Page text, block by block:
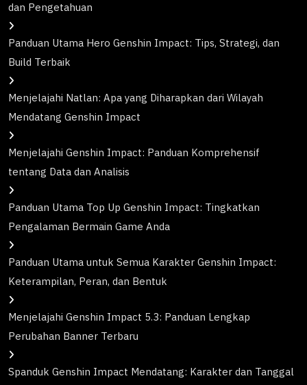
dan Pengetahuan
Panduan Utama Hero Genshin Impact: Tips, Strategi, dan
Build Terbaik
Menjelajahi Natlan: Apa yang Diharapkan dari Wilayah
Mendatang Genshin Impact
Menjelajahi Genshin Impact: Panduan Komprehensif
tentang Data dan Analisis
Panduan Utama Top Up Genshin Impact: Tingkatkan
Pengalaman Bermain Game Anda
Panduan Utama untuk Semua Karakter Genshin Impact:
Keterampilan, Peran, dan Bentuk
Menjelajahi Genshin Impact 5.3: Panduan Lengkap
Perubahan Banner Terbaru
Spanduk Genshin Impact Mendatang: Karakter dan Tanggal